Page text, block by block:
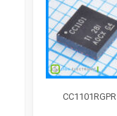
CC1101RGPR